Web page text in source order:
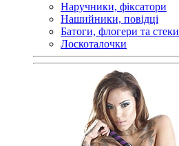
Наручники, фіксатори
Нашийники, повідці
Батоги, флогери та стеки
Лоскоталочки